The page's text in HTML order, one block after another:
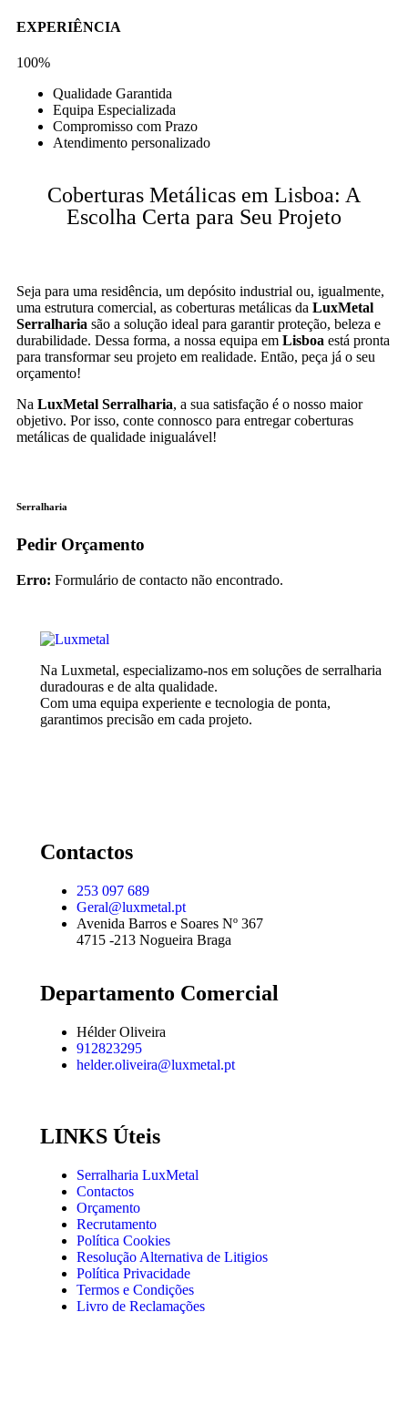
EXPERIÊNCIA
100%
Qualidade Garantida
Equipa Especializada
Compromisso com Prazo
Atendimento personalizado
Coberturas Metálicas em Lisboa: A
Escolha Certa para Seu Projeto
Seja para uma residência, um depósito industrial ou, igualmente,
uma estrutura comercial, as coberturas metálicas da LuxMetal
Serralharia são a solução ideal para garantir proteção, beleza e
durabilidade. Dessa forma, a nossa equipa em Lisboa está pronta
para transformar seu projeto em realidade. Então, peça já o seu
orçamento!
Na LuxMetal Serralharia, a sua satisfação é o nosso maior
objetivo. Por isso, conte connosco para entregar coberturas
metálicas de qualidade inigualável!
Serralharia
Pedir Orçamento
Erro: Formulário de contacto não encontrado.
Na Luxmetal, especializamo-nos em soluções de serralharia
duradouras e de alta qualidade.
Com uma equipa experiente e tecnologia de ponta,
garantimos precisão em cada projeto.
Contactos
253 097 689
Geral@luxmetal.pt
Avenida Barros e Soares Nº 367
4715 -213 Nogueira Braga
Departamento Comercial
Hélder Oliveira
912823295
helder.oliveira@luxmetal.pt
LINKS Úteis
Serralharia LuxMetal
Contactos
Orçamento
Recrutamento
Política Cookies
Resolução Alternativa de Litigios
Política Privacidade
Termos e Condições
Livro de Reclamações